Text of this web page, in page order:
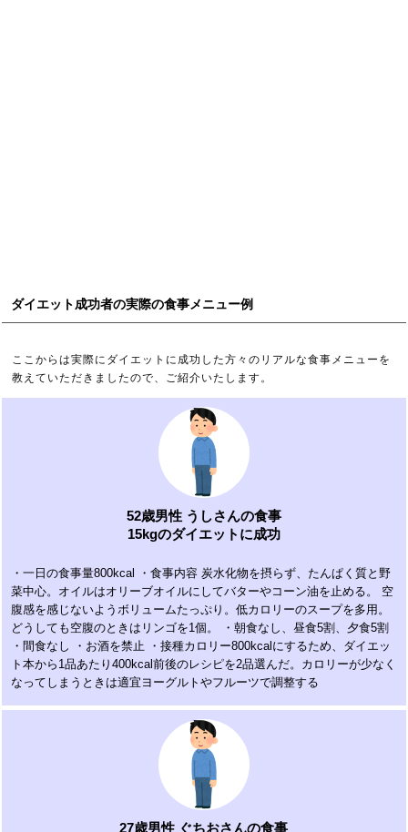
ダイエット成功者の実際の食事メニュー例
ここからは実際にダイエットに成功した方々のリアルな食事メニューを
教えていただきましたので、ご紹介いたします。
52歳男性 うしさんの食事
15kgのダイエットに成功
・一日の食事量800kcal ・食事内容 炭水化物を摂らず、たんぱく質と野
菜中心。オイルはオリーブオイルにしてバターやコーン油を止める。 空
腹感を感じないようボリュームたっぷり。低カロリーのスープを多用。
どうしても空腹のときはリンゴを1個。 ・朝食なし、昼食5割、夕食5割
・間食なし ・お酒を禁止 ・接種カロリー800kcalにするため、ダイエッ
ト本から1品あたり400kcal前後のレシピを2品選んだ。カロリーが少なく
なってしまうときは適宜ヨーグルトやフルーツで調整する
27歳男性 ぐちおさんの食事